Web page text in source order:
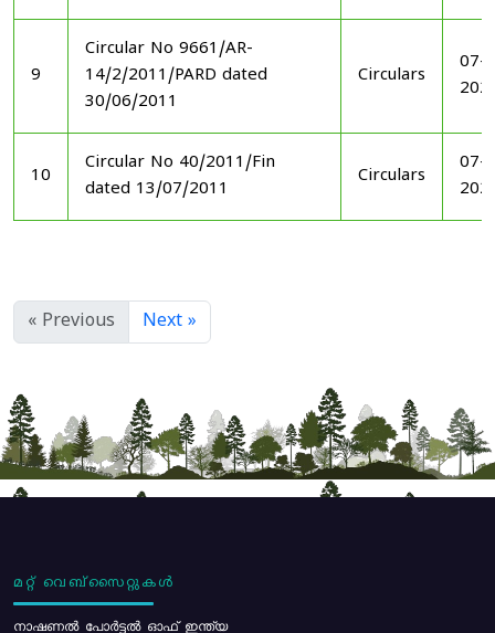
9
Circular No 9661/AR-
14/2/2011/PARD dated
30/06/2011
Circulars
07-
10
Circular No 40/2011/Fin
dated 13/07/2011
Circulars
07-
« Previous Next »
മറ്റ് വെബ്സൈറ്റുകൾ
നാഷണൽ പോർട്ടൽ ഓഫ് ഇന്ത്യ